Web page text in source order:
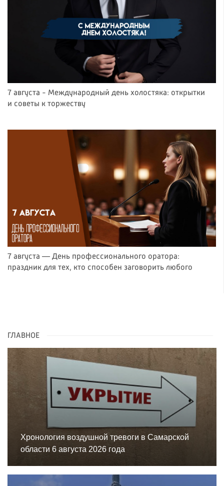
7 августа - Международный день холостяка: открытки
и советы к торжеству
7 августа — День профессионального оратора:
праздник для тех, кто способен заговорить любого
ГЛАВНОЕ
Хронология воздушной тревоги в Самарской
области 6 августа 2026 года